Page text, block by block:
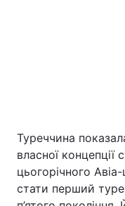
Головна
Україна
Економіка
Туреччина
власної
цьогорічного
стати перший